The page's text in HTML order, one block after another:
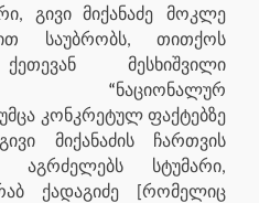
გივი მიქანაძე
მოკლე
საუბრობს, თითქოს
მესხიშვილი
“ნაციონალურ
კონკრეტულ ფაქტებზე
მიქანაძის ჩართვის
აგრძელებს სტუმარი,
ქადაგიძე [რომელიც